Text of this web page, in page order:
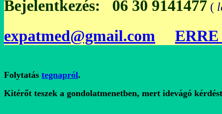
Bejelentkezés: 06 30 9141477 (
expatmed@gmail.com ERRE
Folytatás tegnapról.
Kitérőt teszek a gondolatmenetben, mert idevágó